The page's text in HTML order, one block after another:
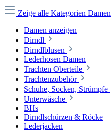
Zeige alle Kategorien Damen
Damen anzeigen
Dirndl
Dirndlblusen
Lederhosen Damen
Trachten Oberteile
Trachtenzubehör
Schuhe, Socken, Strümpfe
Unterwäsche
BHs
Dirndlschürzen & Röcke
Lederjacken